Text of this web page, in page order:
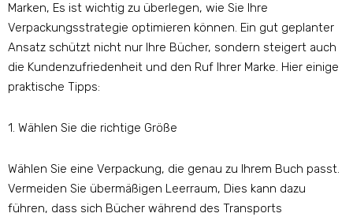
Marken, Es ist wichtig zu überlegen, wie Sie Ihre
Verpackungsstrategie optimieren können. Ein gut geplanter
Ansatz schützt nicht nur Ihre Bücher, sondern steigert auch
die Kundenzufriedenheit und den Ruf Ihrer Marke. Hier einige
praktische Tipps:
1. Wählen Sie die richtige Größe
Wählen Sie eine Verpackung, die genau zu Ihrem Buch passt.
Vermeiden Sie übermäßigen Leerraum, Dies kann dazu
führen, dass sich Bücher während des Transports